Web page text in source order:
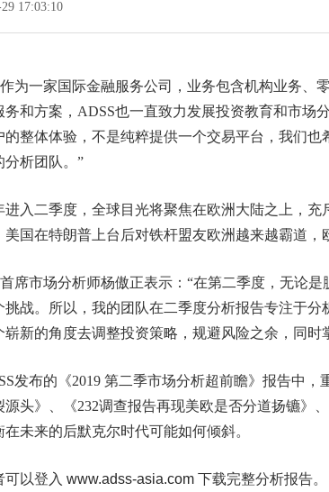
17:03:10
为一家国际金融服务公司，业务包含机构业务、
务和方案，ADSS也一直致力发展投资教育和市场
的整体体验，不是纯粹提供一个交易平台，我们
分析团队。”
进入二季度，全球目光将聚焦在欧洲大陆之上，
美国在特朗普上台后对铁杆盟友欧洲越来越霸道，
席市场分析师杨傲正表示：“在第二季度，无论
挑战。所以，我的团队在二季度分析报告专注于
崭新的角度去调整投资策略，规避风险之余，同时
发布的《2019 第二季市场分析超前瞻》报告中
源头》、《232调查报告再现美欧是否分道扬镳》
在未来的后默克尔时代可能如何倾斜。
可以登入 www.adss-asia.com 下载完整分析报告。